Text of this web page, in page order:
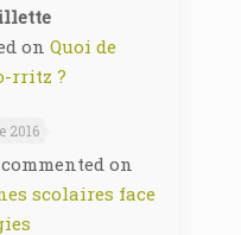
on Quoi de
rritz ?
2016
on
scolaires face